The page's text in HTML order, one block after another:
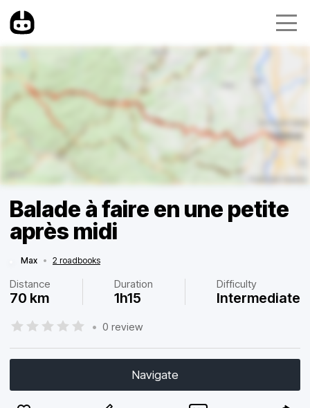
Balade à faire en une petite
après midi
Max • 2 roadbooks
Distance
70 km
Duration
1h15
Difficulty
Intermediate
• 0 review
Navigate